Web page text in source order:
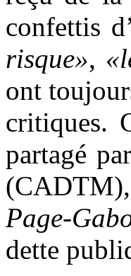
confettis
risque»,
ont
critiques.
partagé
Page-
dette